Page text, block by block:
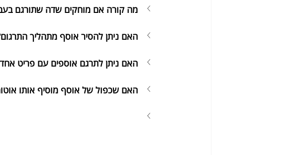
מה קורה אם מוחקים שדה שתורגם
האם ניתן להסיר אוסף מתהליך
האם ניתן לתרגם אוספים עם פריט
האם שכפול של אוסף מוסיף אותו